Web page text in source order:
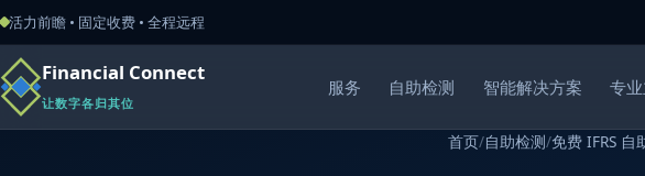
活力前瞻 • 固定收费 • 全程远程
Financial Connect
让数字各归其位
服务 自助检测 智能解决方案 专
首页/自助检测/免费 IFRS 自